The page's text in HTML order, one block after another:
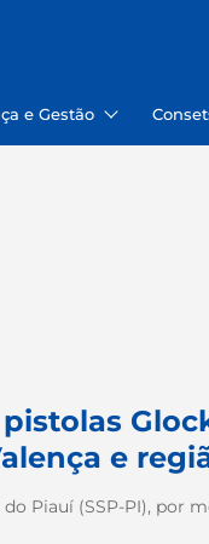
e Gestão
pistolas
e
Piauí (SSP-PI), por